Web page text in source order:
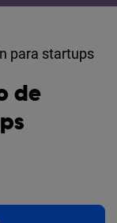
para startups
de